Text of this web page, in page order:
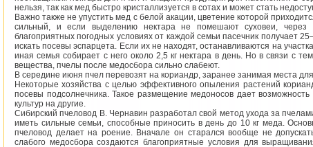
нельзя, так как мед быстро кристаллизуется в сотах и может стать
Важно также не упустить мед с белой акации, цветение которой
сильный, и если выделению нектара не помешают суховеи,
благоприятных погодных условиях от каждой семьи пасечник получает
искать посевы эспарцета. Если их не находят, останавливаются на
иная семья собирает с него около 2,5 кг нектара в день. Но в связи с
вещества, пчелы после медосбора сильно слабеют.
В середине июня пчел перевозят на кориандр, заранее занимая места
Некоторые хозяйства с целью эффективного опыления растений
посевы подсолнечника. Такое размещение медоносов дает
культур на другие.
Сибирский пчеловод В. Чернавин разработал свой метод ухода за
иметь сильные семьи, способные приносить в день до 10 кг меда.
пчеловод делает на роение. Вначале он старался вообще не
слабого медосбора создаются благоприятные условия для